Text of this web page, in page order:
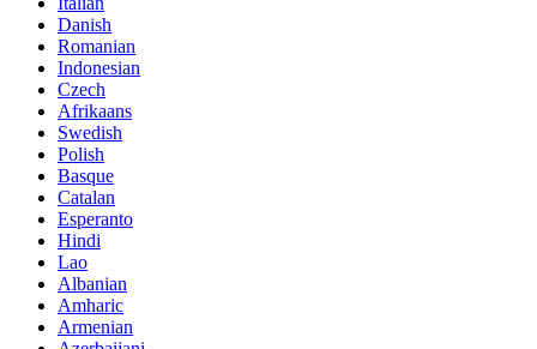
Danish
Romanian
Indonesian
Czech
Afrikaans
Swedish
Polish
Basque
Catalan
Esperanto
Hindi
Lao
Albanian
Amharic
Armenian